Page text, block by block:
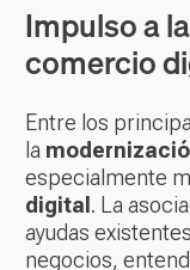
Impulso a
comercio
Entre los
la
especialmente
digital . La
ayudas
negocios,